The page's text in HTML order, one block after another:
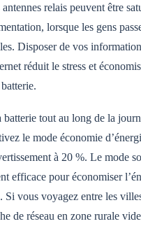
relais peuvent être
lorsque les gens
Disposer de vos
réduit le stress et
tout au long de la
le mode économie
à 20 %. Le mode
efficace pour économiser
Si vous voyagez entre les
de réseau en zone rurale